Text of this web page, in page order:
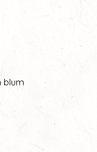
blum